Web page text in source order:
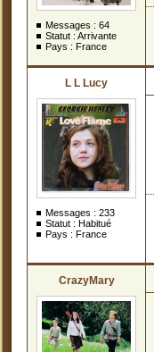
Messages : 64
Statut : Arrivante
Pays : France
L L Lucy
Messages : 233
Statut : Habitué
Pays : France
CrazyMary